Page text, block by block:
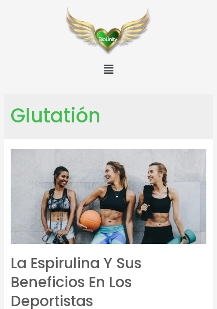
Glutatión
La Espirulina Y Sus
Beneficios En Los
Deportistas